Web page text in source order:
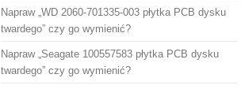
Napraw „WD 2060-701335-003 płytka PCB dysku
twardego” czy go wymienić?
Napraw „Seagate 100557583 płytka PCB dysku
twardego” czy go wymienić?